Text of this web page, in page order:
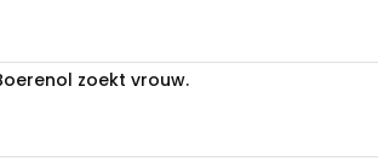
zoekt vrouw.